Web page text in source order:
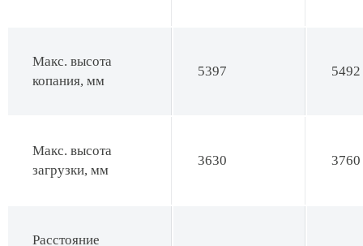
Макс. высота
копания, мм
5397 5492
Макс. высота
загрузки, мм
3630 3760
Расстояние